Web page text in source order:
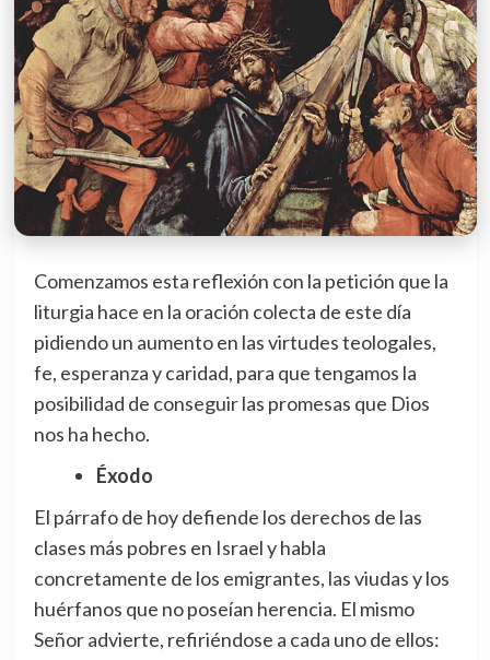
Comenzamos esta reflexión con la petición que la
liturgia hace en la oración colecta de este día
pidiendo un aumento en las virtudes teologales,
fe, esperanza y caridad, para que tengamos la
posibilidad de conseguir las promesas que Dios
nos ha hecho.
Éxodo
El párrafo de hoy defiende los derechos de las
clases más pobres en Israel y habla
concretamente de los emigrantes, las viudas y los
huérfanos que no poseían herencia. El mismo
Señor advierte, refiriéndose a cada uno de ellos: